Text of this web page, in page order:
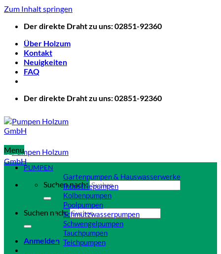
Zum Inhalt springen
Der direkte Draht zu uns: 02851-92360
Über Holzum
Kontakt
Neuigkeiten
FAQ
Der direkte Draht zu uns: 02851-92360
Suchen nach:
Suchen nach:
Anmelden
Menu
PUMPEN
Gartenpumpen & Hauswasserwerke
Industriepumpen
Kolbenpumpen
Poolpumpen
Schmutzwasserpumpen
Schwengelpumpen
Tauchpumpen
Teichpumpen